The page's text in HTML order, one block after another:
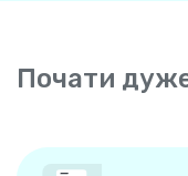
Почати